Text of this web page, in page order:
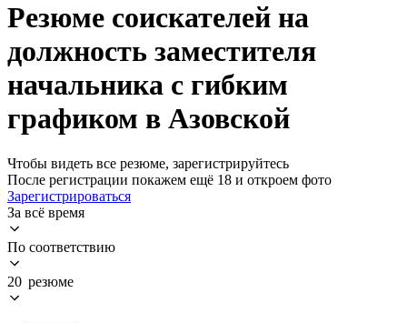
Резюме соискателей на
должность заместителя
начальника с гибким
графиком в Азовской
Чтобы видеть все резюме, зарегистрируйтесь
После регистрации покажем ещё 18 и откроем фото
Зарегистрироваться
За всё время
По соответствию
20 резюме